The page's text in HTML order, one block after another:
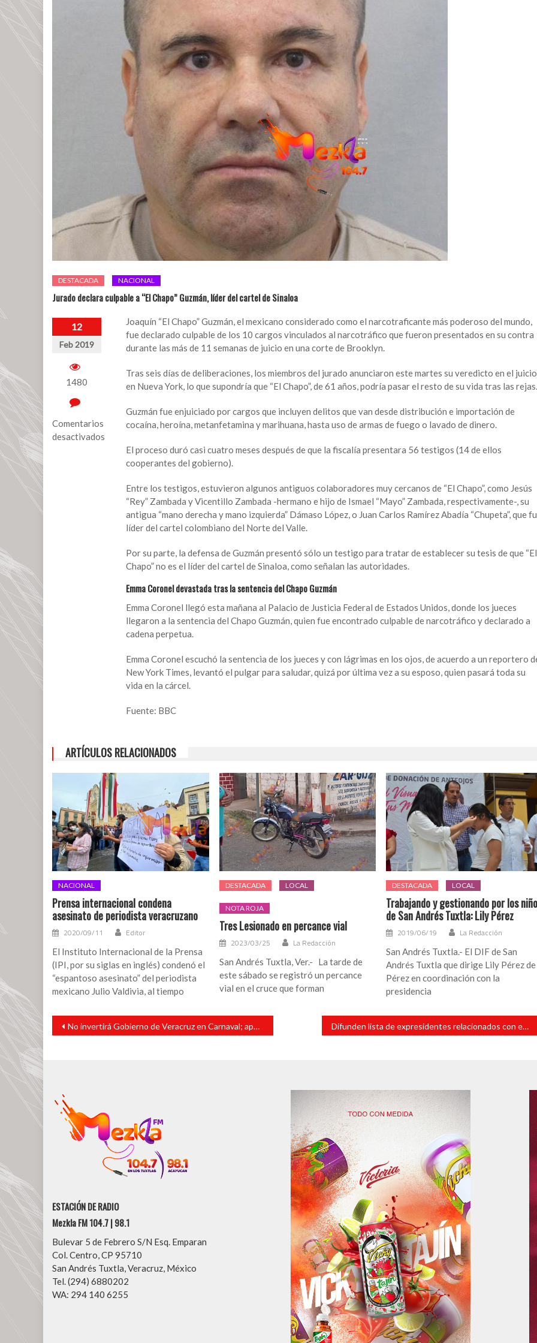
DESTACADA NACIONAL
Jurado declara culpable a “El Chapo” Guzmán, líder del cartel de Sinaloa
12
Feb 2019
1480
Comentarios
desactivados
Joaquín “El Chapo” Guzmán, el mexicano considerado como el narcotraficante más poderoso del mundo,
fue declarado culpable de los 10 cargos vinculados al narcotráfico que fueron presentados en su contra
durante las más de 11 semanas de juicio en una corte de Brooklyn.
Tras seis días de deliberaciones, los miembros del jurado anunciaron este martes su veredicto en el juicio
en Nueva York, lo que supondría que “El Chapo”, de 61 años, podría pasar el resto de su vida tras las rejas.
Guzmán fue enjuiciado por cargos que incluyen delitos que van desde distribución e importación de
cocaína, heroína, metanfetamina y marihuana, hasta uso de armas de fuego o lavado de dinero.
El proceso duró casi cuatro meses después de que la fiscalía presentara 56 testigos (14 de ellos
cooperantes del gobierno).
Entre los testigos, estuvieron algunos antiguos colaboradores muy cercanos de “El Chapo”, como Jesús
“Rey” Zambada y Vicentillo Zambada -hermano e hijo de Ismael “Mayo” Zambada, respectivamente-, su
antigua “mano derecha y mano izquierda” Dámaso López, o Juan Carlos Ramírez Abadía “Chupeta”, que
líder del cartel colombiano del Norte del Valle.
Por su parte, la defensa de Guzmán presentó sólo un testigo para tratar de establecer su tesis de que “El
Chapo” no es el líder del cartel de Sinaloa, como señalan las autoridades.
Emma Coronel devastada tras la sentencia del Chapo Guzmán
Emma Coronel llegó esta mañana al Palacio de Justicia Federal de Estados Unidos, donde los jueces
llegaron a la sentencia del Chapo Guzmán, quien fue encontrado culpable de narcotráfico y declarado a
cadena perpetua.
Emma Coronel escuchó la sentencia de los jueces y con lágrimas en los ojos, de acuerdo a un reportero
New York Times, levantó el pulgar para saludar, quizá por última vez a su esposo, quien pasará toda su
vida en la cárcel.
Fuente: BBC
ARTÍCULOS RELACIONADOS
NACIONAL
Prensa internacional condena
asesinato de periodista veracruzano
2020/09/11 Editor
El Instituto Internacional de la Prensa
(IPI, por su siglas en inglés) condenó el
“espantoso asesinato” del periodista
mexicano Julio Valdivia, al tiempo
DESTACADA LOCAL
NOTA ROJA
Tres Lesionado en percance vial
2023/03/25 La Redacción
San Andrés Tuxtla, Ver.- La tarde de
este sábado se registró un percance
vial en el cruce que forman
DESTACADA LOCAL
Trabajando y gestionando por los
de San Andrés Tuxtla: Lily Pérez
2019/06/19 La Redacción
San Andrés Tuxtla.- El DIF de San
Andrés Tuxtla que dirige Lily Pérez de
Pérez en coordinación con la
presidencia
Navegación
entradas
No invertirá Gobierno de Veracruz en Carnaval; apoyará con seguridad Difunden lista de expresidentes relacionados con empresas energéticas
ESTACIÓN DE RADIO
Mezkla FM 104.7 | 98.1
Bulevar 5 de Febrero S/N Esq. Emparan
Col. Centro, CP 95710
San Andrés Tuxtla, Veracruz, México
Tel. (294) 6880202
WA: 294 140 6255